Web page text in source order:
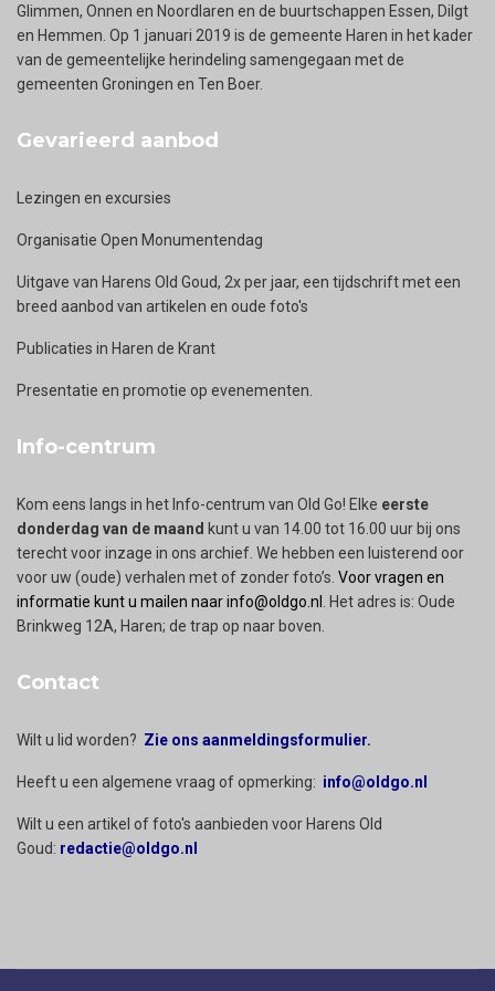
Glimmen, Onnen en Noordlaren en de buurtschappen Essen, Dilgt
en Hemmen. Op 1 januari 2019 is de gemeente Haren in het kader
van de gemeentelijke herindeling samengegaan met de
gemeenten Groningen en Ten Boer.
Gevarieerd aanbod
Lezingen en excursies
Organisatie Open Monumentendag
Uitgave van Harens Old Goud, 2x per jaar, een tijdschrift met een
breed aanbod van artikelen en oude foto's
Publicaties in Haren de Krant
Presentatie en promotie op evenementen.
Info-centrum
Kom eens langs in het Info-centrum van Old Go! Elke eerste
donderdag van de maand kunt u van 14.00 tot 16.00 uur bij ons
terecht voor inzage in ons archief. We hebben een luisterend oor
voor uw (oude) verhalen met of zonder foto’s. Voor vragen en
informatie kunt u mailen naar info@oldgo.nl
. Het adres is: Oude
Brinkweg 12A, Haren; de trap op naar boven.
Contact
Wilt u lid worden? Zie ons aanmeldingsformulier.
Heeft u een algemene vraag of opmerking: info@oldgo.nl
Wilt u een artikel of foto's aanbieden voor Harens Old
Goud: redactie@oldgo.nl